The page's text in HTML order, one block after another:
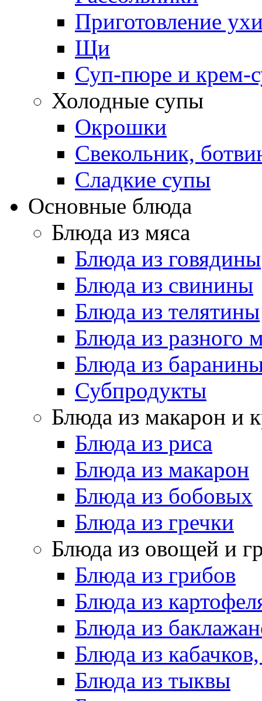
Приготовление
Щи
Суп-пюре и крем-
Холодные супы
Окрошки
Свекольник,
Cладкие супы
Основные блюда
Блюда из мяса
Блюда из говядины
Блюда из свинины
Блюда из телятины
Блюда из разного
Блюда из
Субпродукты
Блюда из макарон и
Блюда из риса
Блюда из макарон
Блюда из бобовых
Блюда из гречки
Блюда из овощей и
Блюда из грибов
Блюда из
Блюда из
Блюда из
Блюда из тыквы